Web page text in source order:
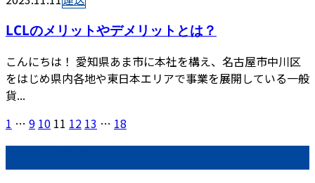
LCLのメリットやデメリットとは？
こんにちは！ 愛知県あま市に本社を構え、名古屋市中川区
をはじめ県内各地や東日本エリアで事業を展開している一般
貨...
1 … 9 10 11 12 13 … 18